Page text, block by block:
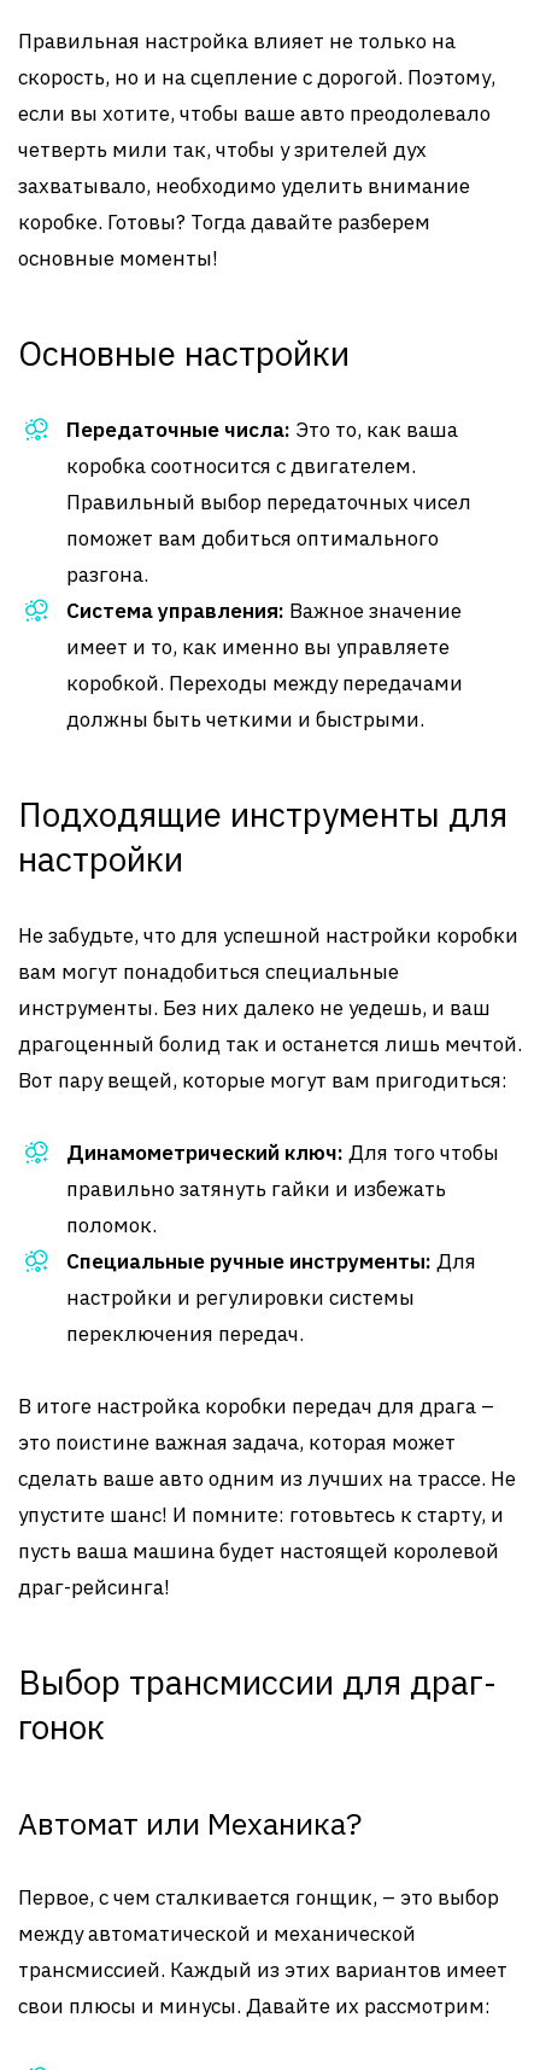
Правильная настройка влияет не только на
скорость, но и на сцепление с дорогой. Поэтому,
если вы хотите, чтобы ваше авто преодолевало
четверть мили так, чтобы у зрителей дух
захватывало, необходимо уделить внимание
коробке. Готовы? Тогда давайте разберем
основные моменты!
Основные настройки
Передаточные числа: Это то, как ваша
коробка соотносится с двигателем.
Правильный выбор передаточных чисел
поможет вам добиться оптимального
разгона.
Система управления: Важное значение
имеет и то, как именно вы управляете
коробкой. Переходы между передачами
должны быть четкими и быстрыми.
Подходящие инструменты для
настройки
Не забудьте, что для успешной настройки коробки
вам могут понадобиться специальные
инструменты. Без них далеко не уедешь, и ваш
драгоценный болид так и останется лишь мечтой.
Вот пару вещей, которые могут вам пригодиться:
Динамометрический ключ: Для того чтобы
правильно затянуть гайки и избежать
поломок.
Специальные ручные инструменты: Для
настройки и регулировки системы
переключения передач.
В итоге настройка коробки передач для драга –
это поистине важная задача, которая может
сделать ваше авто одним из лучших на трассе. Не
упустите шанс! И помните: готовьтесь к старту, и
пусть ваша машина будет настоящей королевой
драг-рейсинга!
Выбор трансмиссии для драг-
гонок
Автомат или Механика?
Первое, с чем сталкивается гонщик, – это выбор
между автоматической и механической
трансмиссией. Каждый из этих вариантов имеет
свои плюсы и минусы. Давайте их рассмотрим: